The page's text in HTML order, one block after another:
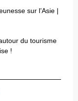
sur l’Asie |
du tourisme
!